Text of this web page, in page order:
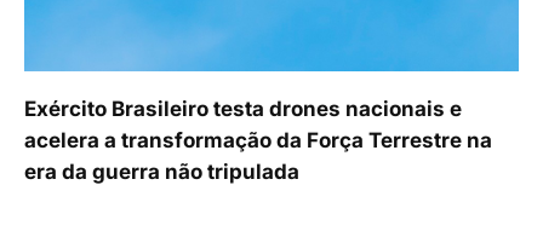
Exército Brasileiro testa drones nacionais e
acelera a transformação da Força Terrestre na
era da guerra não tripulada